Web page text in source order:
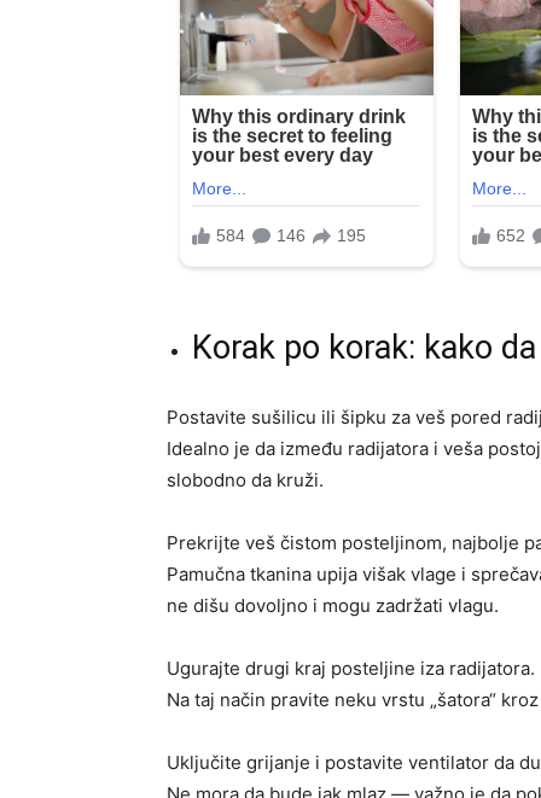
Korak po korak: kako
Postavite sušilicu ili šipku za veš pored
Idealno je da između radijatora i veša
slobodno da kruži.
Prekrijte veš čistom posteljinom, najbolje
Pamučna tkanina upija višak vlage i
ne dišu dovoljno i mogu zadržati vlagu.
Ugurajte drugi kraj posteljine iza radijatora.
Na taj način pravite neku vrstu „šatora“
Uključite grijanje i postavite ventilator da